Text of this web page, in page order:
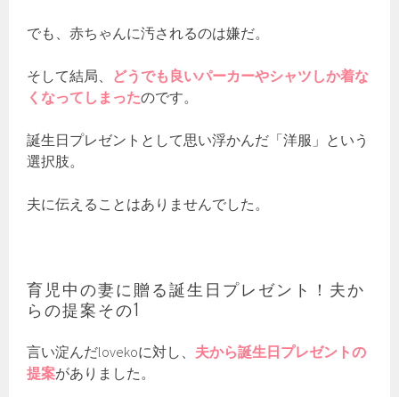
でも、赤ちゃんに汚されるのは嫌だ。
そして結局、 どうでも良いパーカーやシャツしか着な
くなってしまったのです。
誕生日プレゼントとして思い浮かんだ「洋服」という
選択肢。
夫に伝えることはありませんでした。
育児中の妻に贈る誕生日プレゼント！夫か
らの提案その1
言い淀んだlovekoに対し、 夫から誕生日プレゼントの
提案がありました。